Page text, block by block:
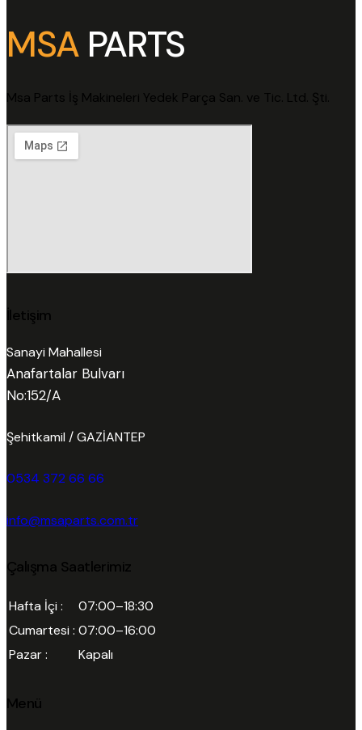
MSA PARTS
Msa Parts İş Makineleri Yedek Parça San. ve Tic. Ltd. Şti.
İletişim
Sanayi Mahallesi
Anafartalar Bulvarı
No:152/A
Şehitkamil / GAZİANTEP
0534 372 66 66
info@msaparts.com.tr
Çalışma Saatlerimiz
Hafta İçi :
07:00–18:30
Cumartesi : 07:00–16:00
Pazar :
Kapalı
Menü